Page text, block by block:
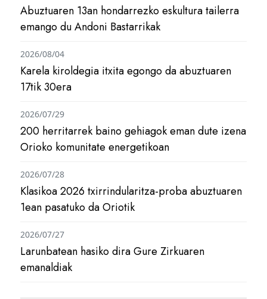
Abuztuaren 13an hondarrezko eskultura tailerra
emango du Andoni Bastarrikak
Karela kiroldegia itxita egongo da abuztuaren
17tik 30era
2026/08/04
200 herritarrek baino gehiagok eman dute izena
Orioko komunitate energetikoan
2026/07/29
Klasikoa 2026 txirrindularitza-proba abuztuaren
1ean pasatuko da Oriotik
2026/07/28
Larunbatean hasiko dira Gure Zirkuaren
emanaldiak
2026/07/27